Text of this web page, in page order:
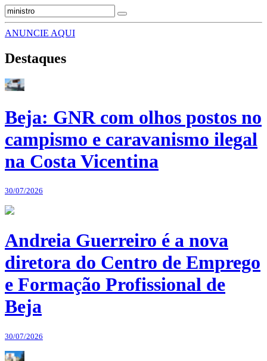
ANUNCIE AQUI
Destaques
Beja: GNR com olhos postos no
campismo e caravanismo ilegal
na Costa Vicentina
30/07/2026
Andreia Guerreiro é a nova
diretora do Centro de Emprego
e Formação Profissional de
Beja
30/07/2026